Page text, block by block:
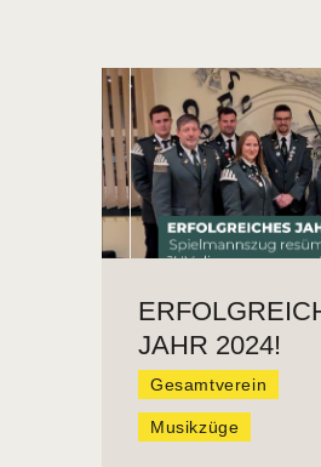
HOME
NEUIGKEITEN
TERMINE
VERMIETUNG
KONTAKT
JAHR 2024!
Gesamtverein
Musikzüge